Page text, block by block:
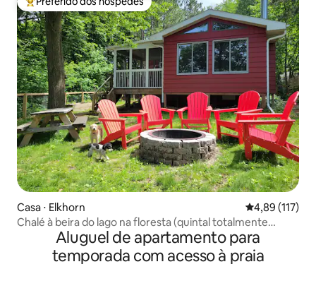
Entre os melhores preferidos dos hóspedes
Casa ⋅ Elkhorn 4,89 de uma
4,89 (117)
Chalé à beira do lago na floresta (quintal totalmente
cercado)Aluguel de apartamento para
temporada com acesso à praia